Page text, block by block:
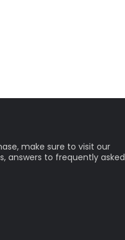
make sure to visit our
answers to frequently asked